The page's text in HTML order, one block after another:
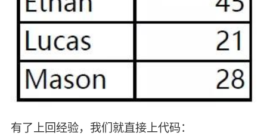
有了上回经验，我们就直接上代码：